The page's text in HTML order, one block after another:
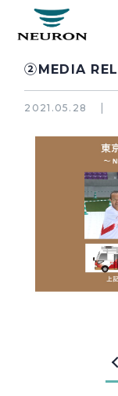
管路防災研究所
製品＆サービス
研究開発 R&D
②MEDIA
2021.05.28